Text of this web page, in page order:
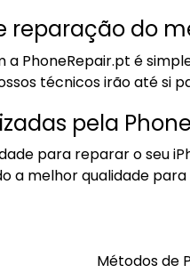
do
a PhoneRepair.pt é
técnicos irão até si
pela
para reparar o seu
melhor qualidade para
Métodos de